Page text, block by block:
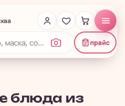
прайс
блюда из